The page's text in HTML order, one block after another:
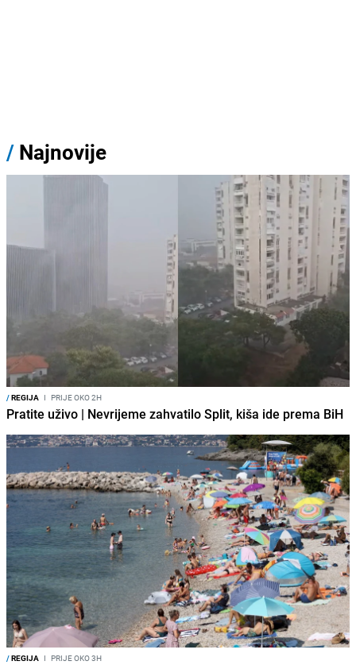
/ Najnovije
/REGIJA I PRIJE OKO 2H
Pratite uživo | Nevrijeme zahvatilo Split, kiša ide prema BiH
/REGIJA I PRIJE OKO 3H